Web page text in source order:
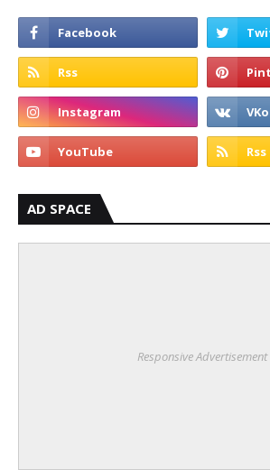
AD SPACE
Responsive Advertisement